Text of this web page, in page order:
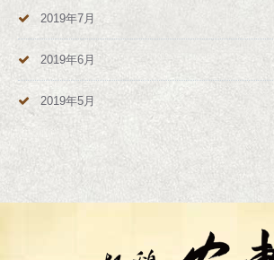
2019年7月
2019年6月
2019年5月